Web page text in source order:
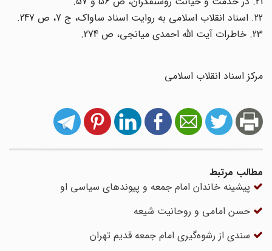
23. خاطرات آیت الله احمدی میانجی، ص 274.
مرکز اسناد انقلاب اسلامی
مطالب مرتبط
پیشینه خاندان امام جمعه و پیوندهای سیاسی او
حسن امامی و روحانیت شیعه
سندی از رشوه‌گیری امام جمعه قدیم تهران